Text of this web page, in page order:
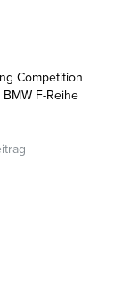
Competition
F-Reihe